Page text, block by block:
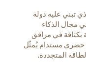
تبني عليه دولة
مجال الذكاء
بكثافة في مرافق
حضري مستدام يُمثّل
المتجددة.